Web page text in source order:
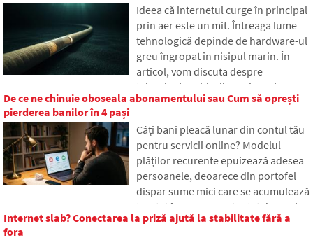
În articol analizăm cum funcționează
moștenirea digitală, de ce pot avea
moștenitorii probleme cu datele și
cum să faci ordine în amprenta
online chiar astăzi.
Ideea că internetul curge în principal
prin aer este un mit. Întreaga lume
tehnologică depinde de hardware-ul
greu îngropat în nisipul marin. În
articol, vom discuta despre
tehnologia cablurilor submarine.
Veți afla cum funcționează fibrele
pe nave și cum oceanele adânci au
devenit un câmp de luptă geopolitic.
De ce ne chinuie oboseala abonamentului sau Cum să oprești
pierderea banilor în 4 pași
Câți bani pleacă lunar din contul tău
pentru servicii online? Modelul
plăților recurente epuizează adesea
persoanele, deoarece din portofel
dispar sume mici care se acumulează
treptat în sume neașteptat de mari.
În text ne bazăm pe date proaspete
Internet slab? Conectarea la priză ajută la stabilitate fără a
fora